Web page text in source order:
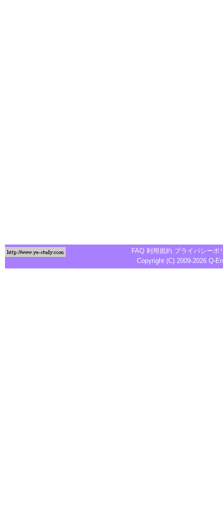
FAQ 利用規約 プライバシーポ
Copyright (C) 2009-2026 Q-